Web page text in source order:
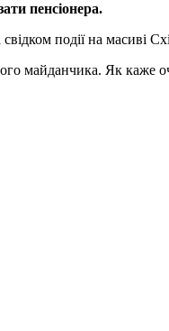
пенсіонера.
події на масиві
майданчика. Як каже